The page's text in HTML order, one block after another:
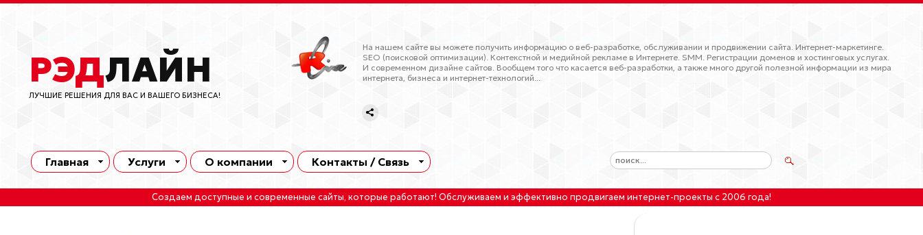
РЭДЛАЙН
ЛУЧШИЕ РЕШЕНИЯ ДЛЯ ВАС И ВАШЕГО БИЗНЕСА!
На нашем сайте вы можете получить информацию о веб-разработке, обслуживании и продвижении сайта. Интернет-маркетинге.
SEO (поисковой оптимизации). Контекстной и медийной рекламе в Интернете. SMM. Регистрации доменов и хостинговых услугах.
И современном дизайне сайтов. Вообщем того что касается веб-разработки, а также много другой полезной информации из мира
интернета, бизнеса и интернет-технологий...
Главная Услуги О компании Контакты / Связь
Создаем доступные и современные сайты, которые работают! Обслуживаем и эффективно продвигаем интернет-проекты с 2006 года!